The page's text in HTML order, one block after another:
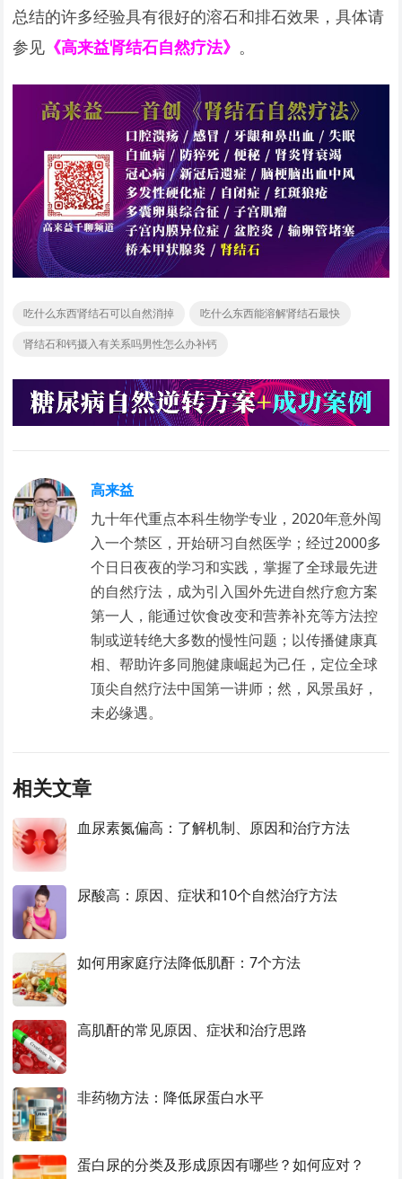
总结的许多经验具有很好的溶石和排石效果，具体请
参见 《高来益肾结石自然疗法》 。
吃什么东西肾结石可以自然消掉
吃什么东西能溶解肾结石最快
肾结石和钙摄入有关系吗男性怎么办补钙
高来益
九十年代重点本科生物学专业，2020年意外闯
入一个禁区，开始研习自然医学；经过2000多
个日日夜夜的学习和实践，掌握了全球最先进
的自然疗法，成为引入国外先进自然疗愈方案
第一人，能通过饮食改变和营养补充等方法控
制或逆转绝大多数的慢性问题；以传播健康真
相、帮助许多同胞健康崛起为己任，定位全球
顶尖自然疗法中国第一讲师；然，风景虽好，
未必缘遇。
相关文章
血尿素氮偏高：了解机制、原因和治疗方法
尿酸高：原因、症状和10个自然治疗方法
如何用家庭疗法降低肌酐：7个方法
高肌酐的常见原因、症状和治疗思路
非药物方法：降低尿蛋白水平
蛋白尿的分类及形成原因有哪些？如何应对？